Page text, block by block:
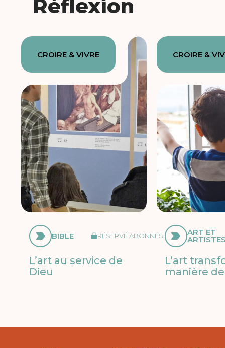
Réflexion
CROIRE & VIVRE
BIBLE RÉSERVÉ ABONNÉS
L’art au service de
Dieu
CROIRE &
ART ET
L’art
manière